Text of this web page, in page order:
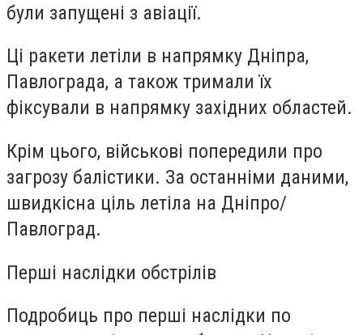
були запущені з авіації.
Ці ракети летіли в напрямку Дніпра,
Павлограда, а також тримали їх
фіксували в напрямку західних областей.
Крім цього, військові попередили про
загрозу балістики. За останніми даними,
швидкісна ціль летіла на Дніпро/
Павлоград.
Перші наслідки обстрілів
Подробиць про перші наслідки по